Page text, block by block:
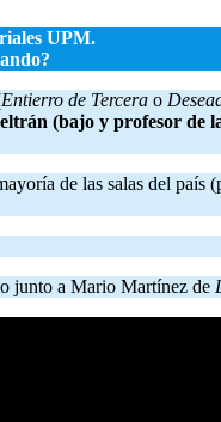
UPM.
Entierro de Tercera o
(bajo y profesor de
de las salas del
junto a Mario Martínez de